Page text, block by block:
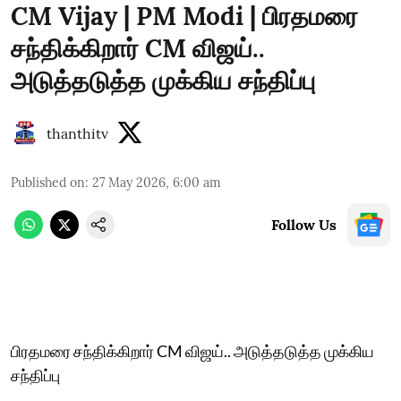
CM Vijay | PM Modi | பிரதமரை
சந்திக்கிறார் CM விஜய்..
அடுத்தடுத்த முக்கிய சந்திப்பு
thanthitv
Published on: 27 May 2026, 6:00 am
Follow Us
பிரதமரை சந்திக்கிறார் CM விஜய்.. அடுத்தடுத்த முக்கிய
சந்திப்பு